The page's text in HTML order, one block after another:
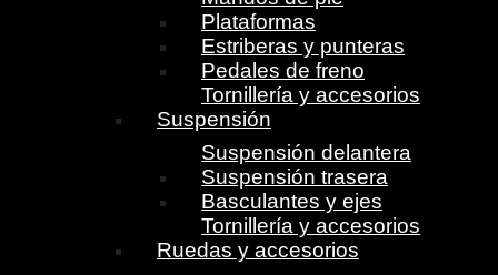
Plataformas
Estriberas y punteras
Pedales de freno
Tornillería y accesorios
Suspensión
Suspensión delantera
Suspensión trasera
Basculantes y ejes
Tornillería y accesorios
Ruedas y accesorios